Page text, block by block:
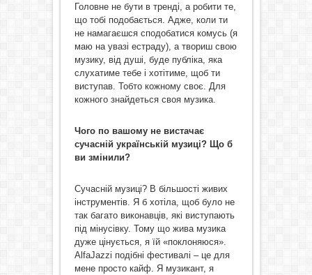
Головне не бути в тренді, а робити те,
що тобі подобається. Адже, коли ти
не намагаєшся сподобатися комусь (я
маю на увазі естраду), а твориш свою
музику, від душі, буде публіка, яка
слухатиме тебе і хотітиме, щоб ти
виступав. Тобто кожному своє. Для
кожного знайдеться своя музика.
Чого по вашому не вистачає
сучасній українській музиці? Що б
ви змінили?
Сучасній музиці? В більшості живих
інструментів. Я б хотіла, щоб було не
так багато виконавців, які виступають
під мінусівку. Тому що жива музика
дуже цінується, я їй «поклоняюся».
AlfaJazzі подібні фестивалі – це для
мене просто кайф. Я музикант, я